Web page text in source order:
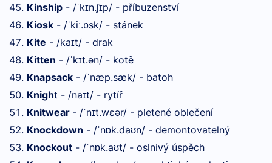
Kinship - /ˈkɪn.ʃɪp/ - příbuzenství
Kiosk - /ˈkiː.ɒsk/ - stánek
Kite - /kaɪt/ - drak
Kitten - /ˈkɪt.ən/ - kotě
Knapsack - /ˈnæp.sæk/ - batoh
Knight - /naɪt/ - rytíř
Knitwear - /ˈnɪt.wɛər/ - pletené oblečení
Knockdown - /ˈnɒk.daʊn/ - demontovatelný
Knockout - /ˈnɒk.aʊt/ - oslnivý úspěch